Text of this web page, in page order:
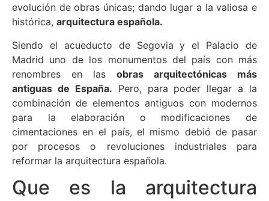
evolución de obras únicas; dando lugar a la valiosa e
histórica, arquitectura española.
Siendo el acueducto de Segovia y el Palacio de
Madrid uno de los monumentos del país con más
renombres en las obras arquitectónicas más
antiguas de España. Pero, para poder llegar a la
combinación de elementos antiguos con modernos
para la elaboración o modificaciones de
cimentaciones en el país, el mismo debió de pasar
por procesos o revoluciones industriales para
reformar la arquitectura española.
Que es la arquitectura